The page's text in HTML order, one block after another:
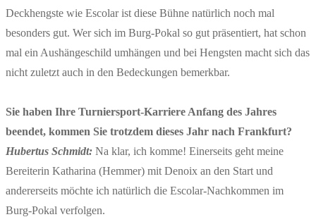
Deckhengste wie Escolar ist diese Bühne natürlich noch mal
besonders gut. Wer sich im Burg-Pokal so gut präsentiert, hat schon
mal ein Aushängeschild umhängen und bei Hengsten macht sich das
nicht zuletzt auch in den Bedeckungen bemerkbar.
Sie haben Ihre Turniersport-Karriere Anfang des Jahres
beendet, kommen Sie trotzdem dieses Jahr nach Frankfurt?
Hubertus Schmidt: Na klar, ich komme! Einerseits geht meine
Bereiterin Katharina (Hemmer) mit Denoix an den Start und
andererseits möchte ich natürlich die Escolar-Nachkommen im
Burg-Pokal verfolgen.